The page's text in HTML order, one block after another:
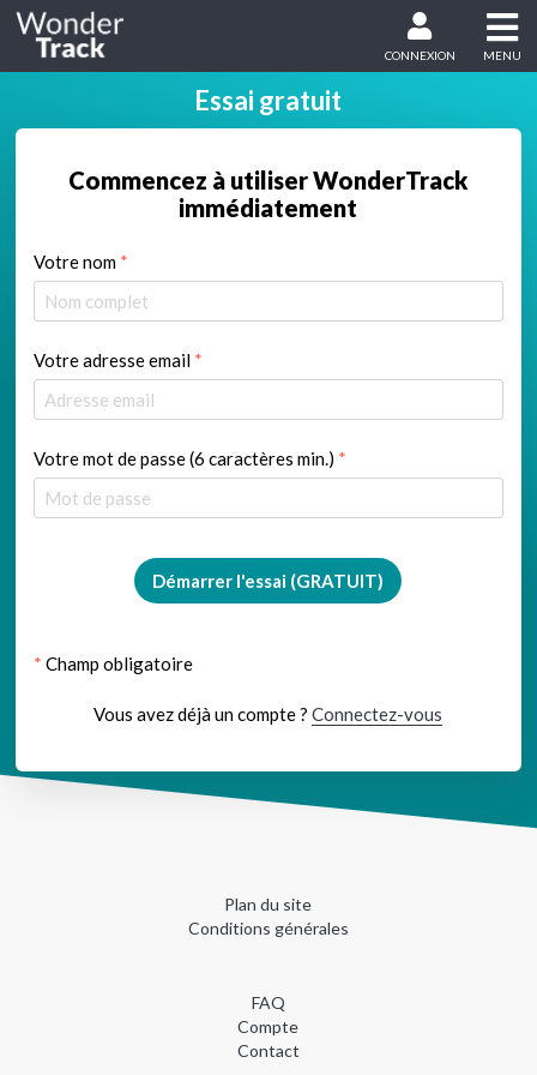
MENU
CONNEXION
Essai gratuit
Commencez à utiliser WonderTrack
immédiatement
Votre nom *
Votre adresse email *
Votre mot de passe (6 caractères min.) *
Démarrer l'essai (GRATUIT)
* Champ obligatoire
Vous avez déjà un compte ?Connectez-vous
Plan du site
Conditions générales
FAQ
Compte
Contact